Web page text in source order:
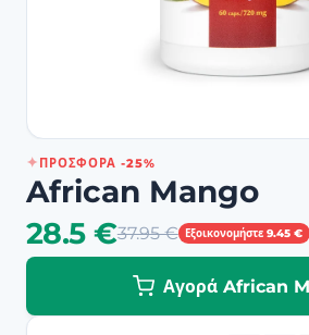
ΠΡΟΣΦΟΡΆ -25%
African Mango
28.5 €37.95 € Εξοικονομήστε 9.45 €
Αγορά African